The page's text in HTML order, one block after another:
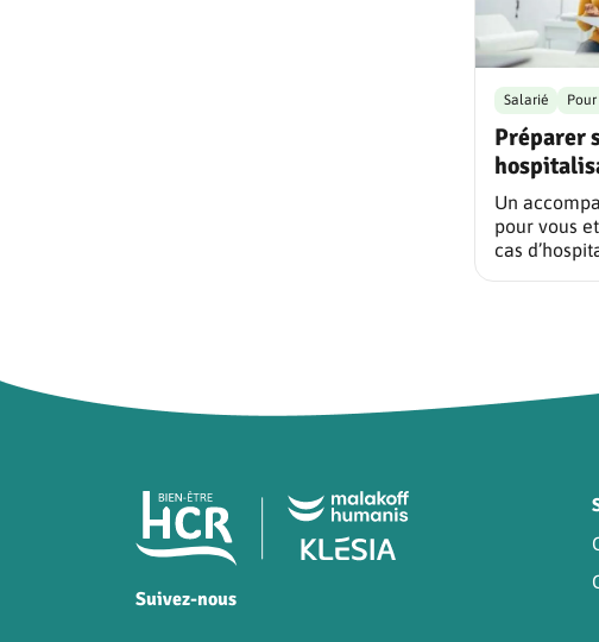
Préparer
Salarié
Un
pour vous
cas
Pied de page HCR Bien-Être
Suivez-nous